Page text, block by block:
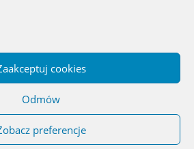
cookies
Odmów
preferencje
o książkach dla dzieci i młodzieży –
. All rights reserved.
ThemeGrill. Powered by